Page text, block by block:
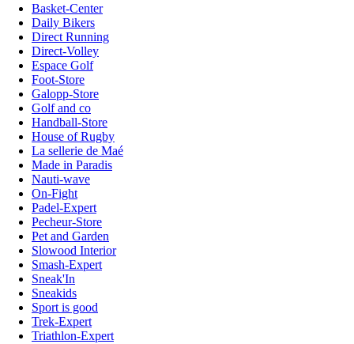
Basket-Center
Daily Bikers
Direct Running
Direct-Volley
Espace Golf
Foot-Store
Galopp-Store
Golf and co
Handball-Store
House of Rugby
La sellerie de Maé
Made in Paradis
Nauti-wave
On-Fight
Padel-Expert
Pecheur-Store
Pet and Garden
Slowood Interior
Smash-Expert
Sneak'In
Sneakids
Sport is good
Trek-Expert
Triathlon-Expert